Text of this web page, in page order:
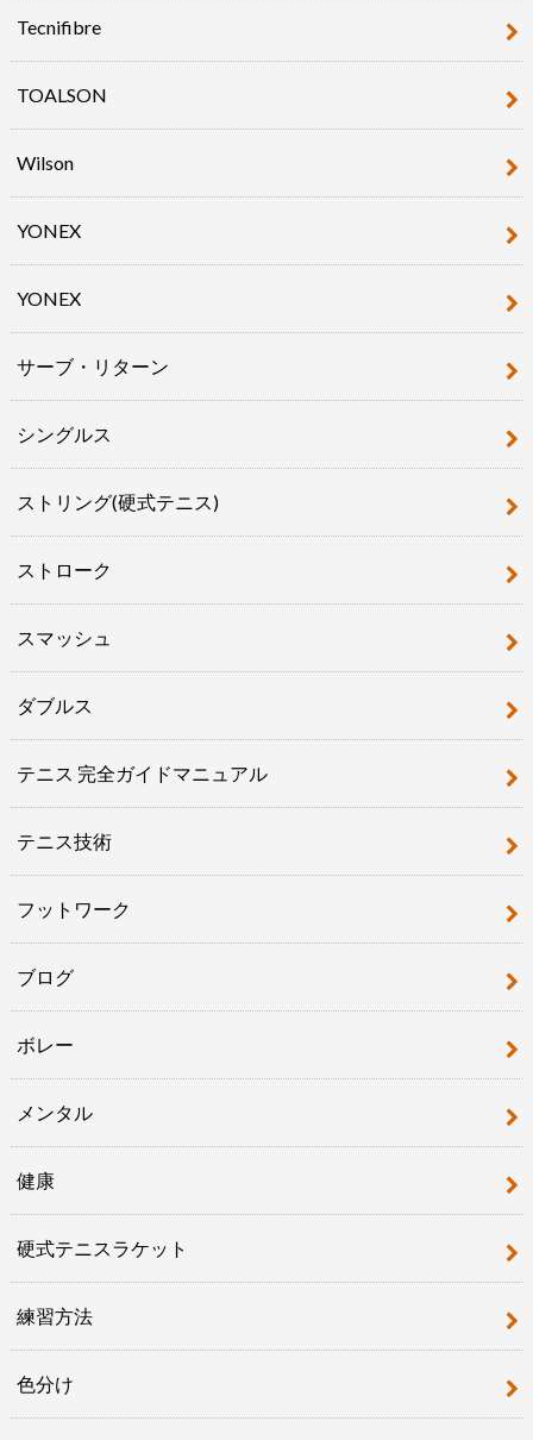
Tecnifibre
TOALSON
Wilson
YONEX
YONEX
サーブ・リターン
シングルス
ストリング(硬式テニス)
ストローク
スマッシュ
ダブルス
テニス 完全ガイドマニュアル
テニス技術
フットワーク
ブログ
ボレー
メンタル
健康
硬式テニスラケット
練習方法
色分け